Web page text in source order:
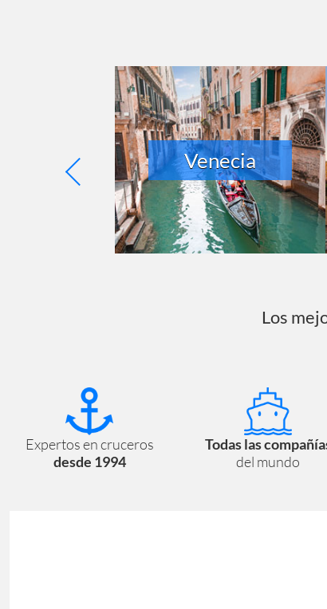
Venecia
Los
Expertos en cruceros
desde 1994
Todas las
del mundo